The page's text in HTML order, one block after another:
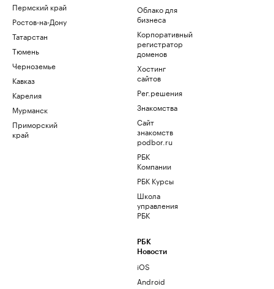
Пермский край
Ростов-на-Дону
Татарстан
Тюмень
Черноземье
Кавказ
Карелия
Мурманск
Приморский
край
Облако для
бизнеса
Корпоративный
регистратор
доменов
Хостинг
сайтов
Рег.решения
Знакомства
Сайт
знакомств
podbor.ru
РБК
Компании
РБК Курсы
Школа
управления
РБК
РБК
Новости
iOS
Android